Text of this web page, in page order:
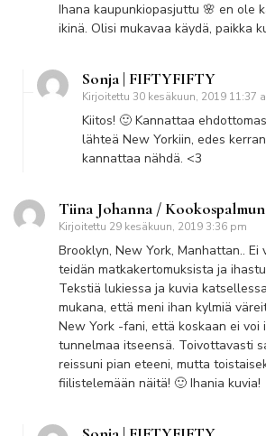
Ihana kaupunkiopasjuttu 🌸 en ole
ikinä. Olisi mukavaa käydä, paikka
Sonja | FIFTYFIFTY
Kirjoitettu 30 kesäkuun, 2019 11:37
Kiitos! 🙂 Kannattaa
lähteä New Yorkiin, edes
kannattaa nähdä. <3
Tiina Johanna /
Kirjoitettu 29 kesäkuun, 2019 3:36 pm
Brooklyn, New York, Manhattan..
teidän matkakertomuksista ja
Tekstiä lukiessa ja kuvia
mukana, että meni ihan kylmiä
New York -fani, että koskaan ei voi
tunnelmaa itseensä. Toivottavasti
reissuni pian eteeni, mutta
fiilistelemään näitä! 🙂 Ihania kuvia!